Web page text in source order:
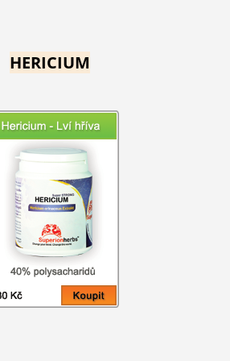
HERICIUM